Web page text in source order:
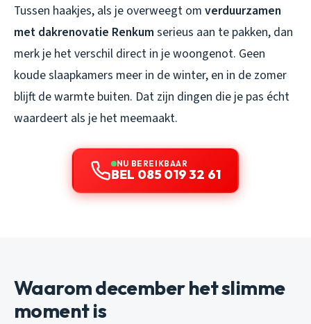
Tussen haakjes, als je overweegt om verduurzamen
met dakrenovatie Renkum serieus aan te pakken, dan
merk je het verschil direct in je woongenot. Geen
koude slaapkamers meer in de winter, en in de zomer
blijft de warmte buiten. Dat zijn dingen die je pas écht
waardeert als je het meemaakt.
NU BEREIKBAAR
BEL 085 019 32 61
Waarom december het slimme
moment is